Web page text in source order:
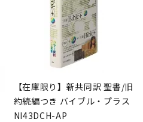
【在庫限り】新共同訳 聖書/旧
約続編つき バイブル・プラス
NI43DCH-AP